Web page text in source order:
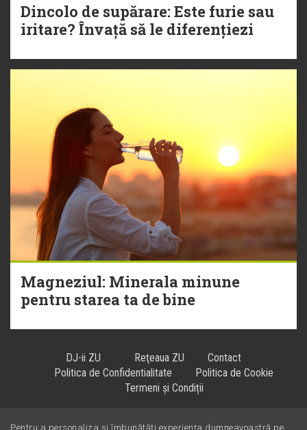
Dincolo de supărare: Este furie sau
iritare? Învață să le diferențiezi
Magneziul: Minerala minune
pentru starea ta de bine
DJ-ii ZU Reţeaua ZU
Contact
Politica de Confidentialitate
Politica de Cookie
Termeni și Condiții
Pentru a personaliza și îmbunătăți experiența dumneavoastră pe